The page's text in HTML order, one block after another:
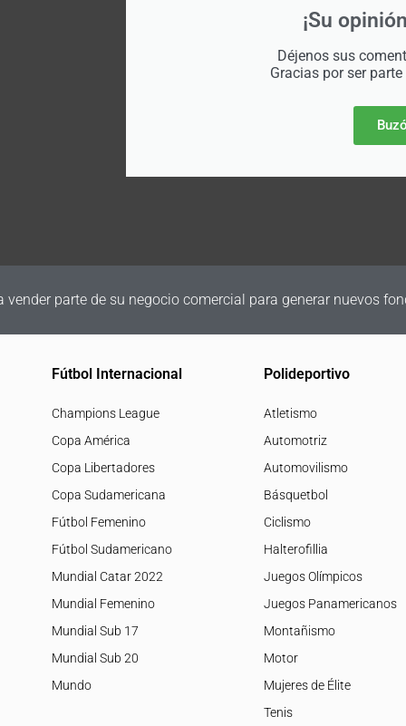
¡Su
Déjenos sus
Gracias por ser
vender parte de su negocio comercial para generar nuevos
Fútbol Internacional
Champions League
Copa América
Copa Libertadores
Copa Sudamericana
Fútbol Femenino
Fútbol Sudamericano
Mundial Catar 2022
Mundial Femenino
Mundial Sub 17
Mundial Sub 20
Mundo
Polideportivo
Atletismo
Automotriz
Automovilismo
Básquetbol
Ciclismo
Halterofillia
Juegos Olímpicos
Juegos Panamericanos
Montañismo
Motor
Mujeres de Élite
Tenis